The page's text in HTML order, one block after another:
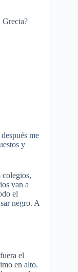
Grecia?
me
y
colegios,
van a
el
negro. A
el
en alto.